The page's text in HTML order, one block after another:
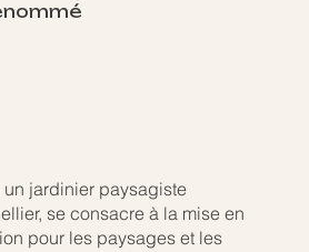
un jardinier paysagiste
se consacre à la mise en
pour les paysages et les